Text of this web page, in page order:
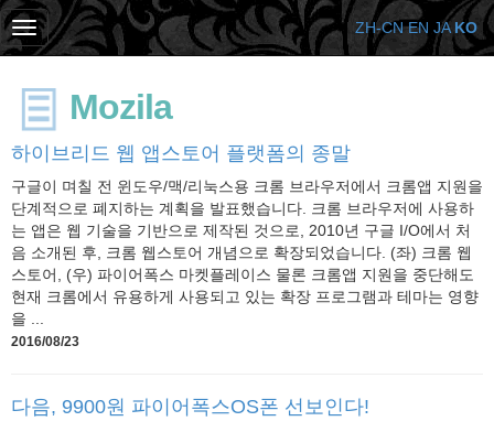
Mozila
하이브리드 웹 앱스토어 플랫폼의 종말
구글이 며칠 전 윈도우/맥/리눅스용 크롬 브라우저에서 크롬앱 지원을
단계적으로 폐지하는 계획을 발표했습니다. 크롬 브라우저에 사용하
는 앱은 웹 기술을 기반으로 제작된 것으로, 2010년 구글 I/O에서 처
음 소개된 후, 크롬 웹스토어 개념으로 확장되었습니다. (좌) 크롬 웹
스토어, (우) 파이어폭스 마켓플레이스 물론 크롬앱 지원을 중단해도
현재 크롬에서 유용하게 사용되고 있는 확장 프로그램과 테마는 영향
을 ...
2016/08/23
다음, 9900원 파이어폭스OS폰 선보인다!
ZH-CN EN JA KO